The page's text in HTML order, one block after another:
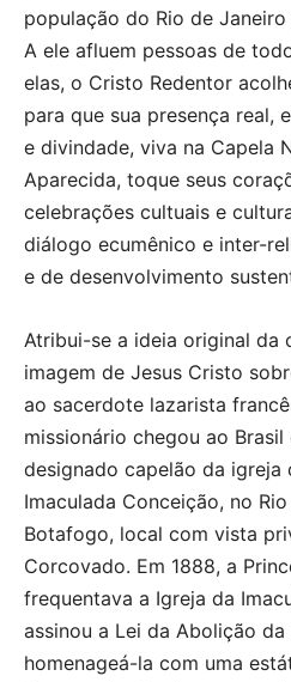
população do Rio de
A ele afluem pessoas de
elas, o Cristo Redentor
para que sua presença real,
e divindade, viva na Capela
Aparecida, toque seus
celebrações cultuais e
diálogo ecumênico e inter-
e de desenvolvimento
Atribui-se a ideia original da
imagem de Jesus Cristo
ao sacerdote lazarista
missionário chegou ao Brasil
designado capelão da igreja
Imaculada Conceição, no
Botafogo, local com vista
Corcovado. Em 1888, a
frequentava a Igreja da
assinou a Lei da Abolição
homenageá-la com uma